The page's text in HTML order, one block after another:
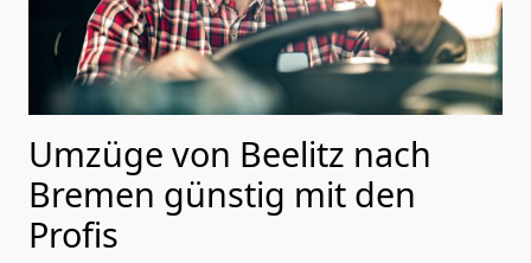
Umzüge von Beelitz nach
Bremen günstig mit den
Profis